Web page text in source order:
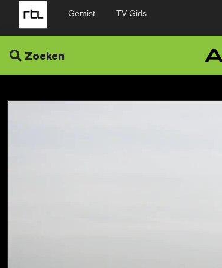
Gemist TV Gids
Zoeken